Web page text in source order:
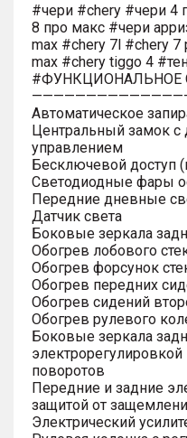
#чери #chery #чери 4
8 про макс #чери
max #chery 7l #chery 7
max #chery tiggo 4
#ФУНКЦИОНАЛЬНОЕ
Автоматическое
Центральный замок
управлением
Бесключевой доступ
Светодиодные фары
Передние дневные
Датчик света
Боковые зеркала
Обогрев лобового
Обогрев форсунок
Обогрев передних
Обогрев сидений
Обогрев рулевого
Боковые зеркала
поворотов
Передние и задние
защитой от
Электрический